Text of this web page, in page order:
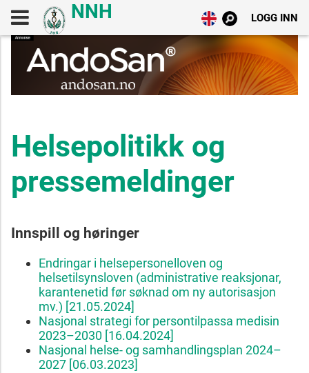
LOGG INN
Helsepolitikk og
pressemeldinger
Innspill og høringer
Endringar i helsepersonelloven og
helsetilsynsloven (administrative reaksjonar,
karantenetid før søknad om ny autorisasjon
mv.) [21.05.2024]
Nasjonal strategi for persontilpassa medisin
2023–2030 [16.04.2024]
Nasjonal helse- og samhandlingsplan 2024–
2027 [06.03.2023]